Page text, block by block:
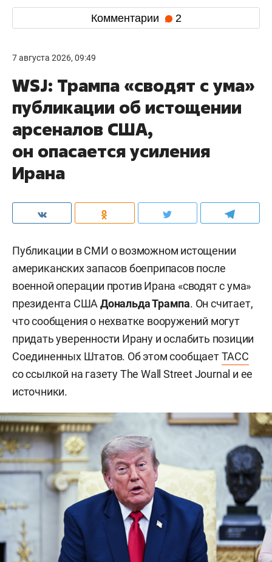
Комментарии 2
7 августа 2026, 09:49
WSJ: Трампа «сводят с ума»
публикации об истощении
арсеналов США,
он опасается усиления
Ирана
Публикации в СМИ о возможном истощении
американских запасов боеприпасов после
военной операции против Ирана «сводят с ума»
президента СШАДональда Трампа. Он считает,
что сообщения о нехватке вооружений могут
придать уверенности Ирану и ослабить позиции
Соединенных Штатов. Об этом сообщаетТАСС
со ссылкой на газету The Wall Street Journal и ее
источники.